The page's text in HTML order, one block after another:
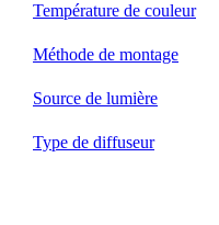
Température de couleur
Méthode de montage
Source de lumière
Type de diffuseur